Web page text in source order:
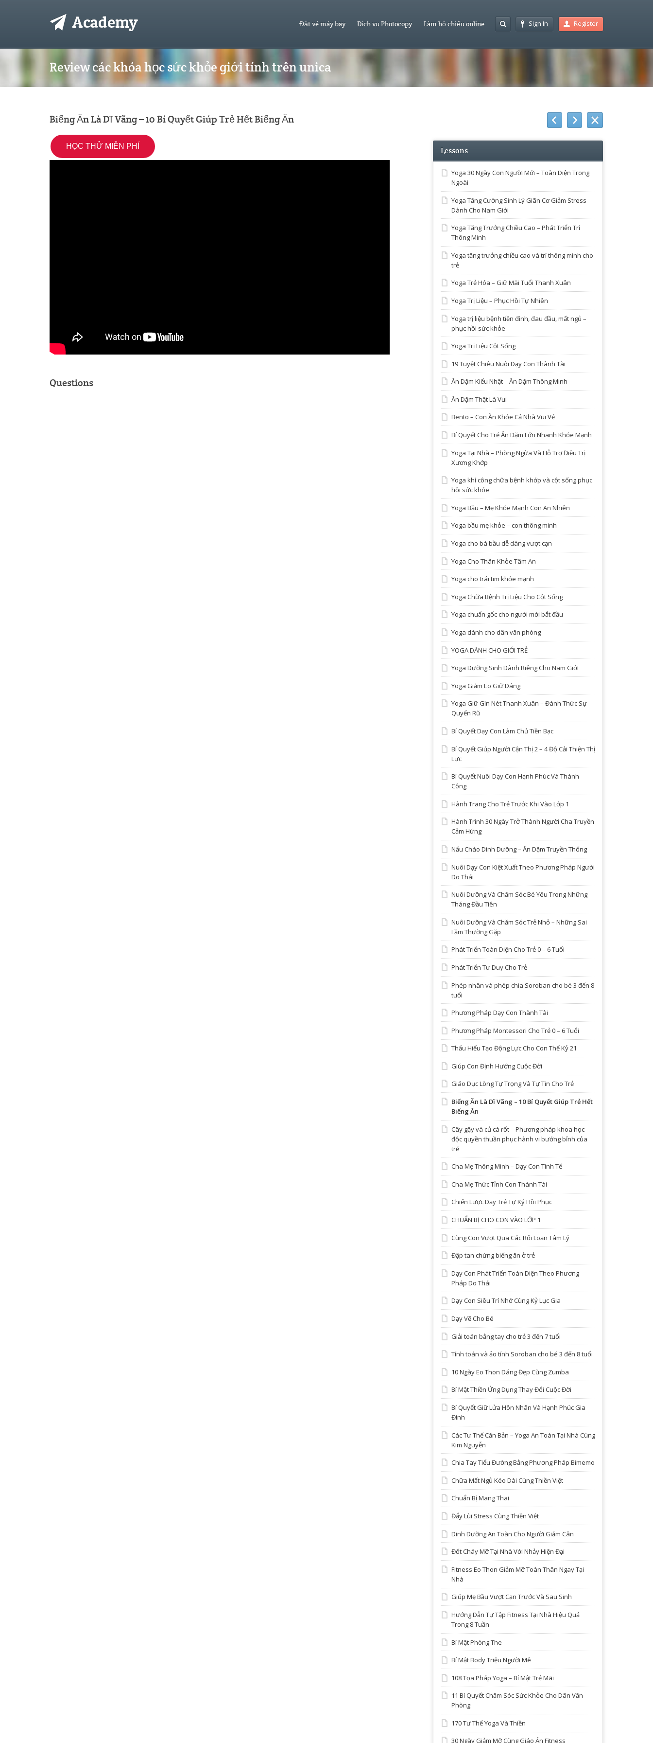
Sign In Register
Đặt vé máy bay Dịch vụ Photocopy Làm hộ chiếu online
Review các khóa học sức khỏe giới tính trên unica
Biếng Ăn Là Dĩ Vãng – 10 Bí Quyết Giúp Trẻ Hết Biếng Ăn
HỌC THỬ MIỄN PHÍ
Questions
Lessons
Yoga 30 Ngày Con Người Mới – Toàn Diện Trong
Ngoài
Yoga Tăng Cường Sinh Lý Giãn Cơ Giảm Stress
Dành Cho Nam Giới
Yoga Tăng Trưởng Chiều Cao – Phát Triển Trí
Thông Minh
Yoga tăng trưởng chiều cao và trí thông minh cho
trẻ
Yoga Trẻ Hóa – Giữ Mãi Tuổi Thanh Xuân
Yoga Trị Liệu – Phục Hồi Tự Nhiên
Yoga trị liệu bệnh tiền đình, đau đầu, mất ngủ –
phục hồi sức khỏe
Yoga Trị Liệu Cột Sống
19 Tuyệt Chiêu Nuôi Dạy Con Thành Tài
Ăn Dặm Kiểu Nhật – Ăn Dặm Thông Minh
Ăn Dặm Thật Là Vui
Bento – Con Ăn Khỏe Cả Nhà Vui Vẻ
Bí Quyết Cho Trẻ Ăn Dặm Lớn Nhanh Khỏe Mạnh
Yoga Tại Nhà – Phòng Ngừa Và Hỗ Trợ Điều Trị
Xương Khớp
Yoga khí công chữa bệnh khớp và cột sống phục
hồi sức khỏe
Yoga Bầu – Mẹ Khỏe Mạnh Con An Nhiên
Yoga bầu mẹ khỏe – con thông minh
Yoga cho bà bầu dễ dàng vượt cạn
Yoga Cho Thân Khỏe Tâm An
Yoga cho trái tim khỏe mạnh
Yoga Chữa Bệnh Trị Liệu Cho Cột Sống
Yoga chuẩn gốc cho người mới bắt đầu
Yoga dành cho dân văn phòng
YOGA DÀNH CHO GIỚI TRẺ
Yoga Dưỡng Sinh Dành Riêng Cho Nam Giới
Yoga Giảm Eo Giữ Dáng
Yoga Giữ Gìn Nét Thanh Xuân – Đánh Thức Sự
Quyến Rũ
Bí Quyết Dạy Con Làm Chủ Tiền Bạc
Bí Quyết Giúp Người Cận Thị 2 – 4 Độ Cải Thiện Thị
Lực
Bí Quyết Nuôi Dạy Con Hạnh Phúc Và Thành
Công
Hành Trang Cho Trẻ Trước Khi Vào Lớp 1
Hành Trình 30 Ngày Trở Thành Người Cha Truyền
Cảm Hứng
Nấu Cháo Dinh Dưỡng – Ăn Dặm Truyền Thống
Nuôi Dạy Con Kiệt Xuất Theo Phương Pháp Người
Do Thái
Nuôi Dưỡng Và Chăm Sóc Bé Yêu Trong Những
Tháng Đầu Tiên
Nuôi Dưỡng Và Chăm Sóc Trẻ Nhỏ – Những Sai
Lầm Thường Gặp
Phát Triển Toàn Diện Cho Trẻ 0 – 6 Tuổi
Phát Triển Tư Duy Cho Trẻ
Phép nhân và phép chia Soroban cho bé 3 đến 8
tuổi
Phương Pháp Dạy Con Thành Tài
Phương Pháp Montessori Cho Trẻ 0 – 6 Tuổi
Thấu Hiểu Tạo Động Lực Cho Con Thế Kỷ 21
Giúp Con Định Hướng Cuộc Đời
Giáo Dục Lòng Tự Trọng Và Tự Tin Cho Trẻ
Biếng Ăn Là Dĩ Vãng – 10 Bí Quyết Giúp Trẻ Hết
Biếng Ăn
Cây gậy và củ cà rốt – Phương pháp khoa học
độc quyền thuần phục hành vi bướng bỉnh của
trẻ
Cha Mẹ Thông Minh – Dạy Con Tinh Tế
Cha Mẹ Thức Tỉnh Con Thành Tài
Chiến Lược Dạy Trẻ Tự Kỷ Hồi Phục
CHUẨN BỊ CHO CON VÀO LỚP 1
Cùng Con Vượt Qua Các Rối Loạn Tâm Lý
Đập tan chứng biếng ăn ở trẻ
Dạy Con Phát Triển Toàn Diện Theo Phương
Pháp Do Thái
Dạy Con Siêu Trí Nhớ Cùng Kỷ Lục Gia
Dạy Vẽ Cho Bé
Giải toán bằng tay cho trẻ 3 đến 7 tuổi
Tính toán và ảo tính Soroban cho bé 3 đến 8 tuổi
10 Ngày Eo Thon Dáng Đẹp Cùng Zumba
Bí Mật Thiền Ứng Dụng Thay Đổi Cuộc Đời
Bí Quyết Giữ Lửa Hôn Nhân Và Hạnh Phúc Gia
Đình
Các Tư Thế Căn Bản – Yoga An Toàn Tại Nhà Cùng
Kim Nguyễn
Chia Tay Tiểu Đường Bằng Phương Pháp Bimemo
Chữa Mất Ngủ Kéo Dài Cùng Thiền Việt
Chuẩn Bị Mang Thai
Đẩy Lùi Stress Cùng Thiền Việt
Dinh Dưỡng An Toàn Cho Người Giảm Cân
Đốt Cháy Mỡ Tại Nhà Với Nhảy Hiện Đại
Fitness Eo Thon Giảm Mỡ Toàn Thân Ngay Tại
Nhà
Giúp Mẹ Bầu Vượt Cạn Trước Và Sau Sinh
Hướng Dẫn Tự Tập Fitness Tại Nhà Hiệu Quả
Trong 8 Tuần
Bí Mật Phòng The
Bí Mật Body Triệu Người Mê
108 Tọa Pháp Yoga – Bí Mật Trẻ Mãi
11 Bí Quyết Chăm Sóc Sức Khỏe Cho Dân Văn
Phòng
170 Tư Thế Yoga Và Thiền
30 Ngày Giảm Mỡ Cùng Giáo Án Fitness